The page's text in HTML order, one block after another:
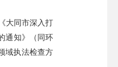
大同市深入打
通知》（同环
域执法检查方